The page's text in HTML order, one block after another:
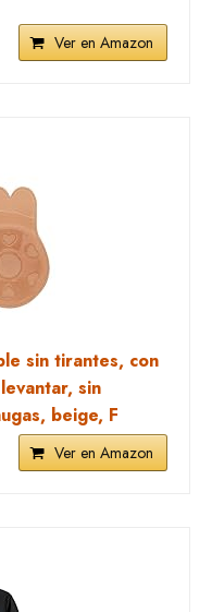
Ver en Amazon
sin tirantes, con
sin
beige, F
Ver en Amazon